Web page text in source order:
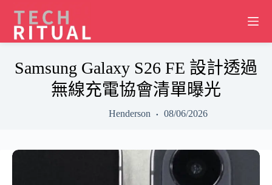
content
Samsung Galaxy S26 FE 設計透過
無線充電協會清單曝光
Henderson 08/06/2026